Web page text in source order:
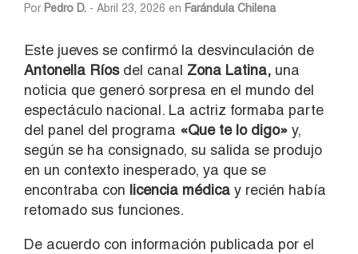
Por Pedro D. - Abril 23, 2026 en Farándula Chilena
Este jueves se confirmó la desvinculación de
Antonella Ríos del canal Zona Latina, una
noticia que generó sorpresa en el mundo del
espectáculo nacional. La actriz formaba parte
del panel del programa «Que te lo digo» y,
según se ha consignado, su salida se produjo
en un contexto inesperado, ya que se
encontraba con licencia médica y recién había
retomado sus funciones.
De acuerdo con información publicada por el